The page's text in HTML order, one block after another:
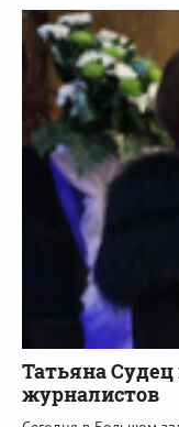
Татьяна Судец
журналистов